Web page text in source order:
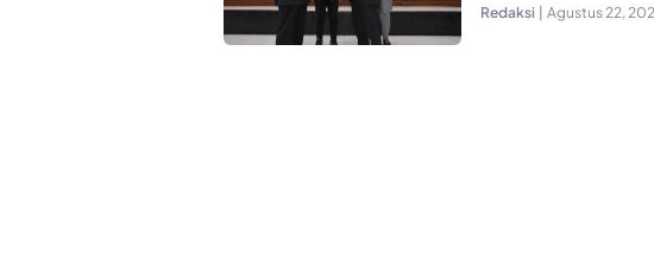
Redaksi | Agustus 22,